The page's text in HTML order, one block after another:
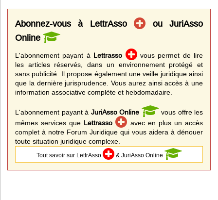
Abonnez-vous à LettrAsso
ou JuriAsso
Online
L'abonnement payant à Lettrasso
vous permet de lire
les articles réservés, dans un environnement protégé et
sans publicité. Il propose également une veille juridique ainsi
que la dernière jurisprudence. Vous aurez ainsi accès à une
information associative complète et hebdomadaire.
L'abonnement payant à JuriAsso Online
vous offre les
mêmes services que Lettrasso
avec en plus un accès
complet à notre Forum Juridique qui vous aidera à dénouer
toute situation juridique complexe.
Tout savoir sur LettrAsso & JuriAsso Online